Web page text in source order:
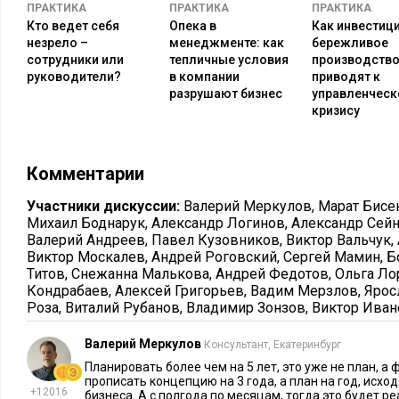
сценариев развития событий. Если ранее долгосрочное
сценария – пессимистичный, реалистичный и
бОльшая вариативность. Но это легко делается при
планирования.
, директор по
«ну, примерно будет так». Дальше уже
факту, и усиливаем аргумент «профессиональная
Все больше компаний – смотрю по своей и тем, кого
уходить от воды и ставить задачи и цели конкретно.
приземленному SMART и большей декомпозиции задач. То
компании, куда идем и что делаем, а конкретно по каждому
действию.
ПРАКТИКА
Кто ведет себя
незрело –
сотрудники или
руководители?
ПРАКТИКА
Опека в
менеджменте: как
тепличные условия
в компании
разрушают бизнес
ПРАКТИКА
Как
бережливое
производство
приводят к
кризису
Комментарии
Участники дискуссии: Валерий Меркулов, Марат
Михаил Боднарук, Александр Логинов, Александр
Валерий Андреев, Павел Кузовников, Виктор Вальчук,
Виктор Москалев, Андрей Роговский, Сергей Мамин,
Титов, Снежанна Малькова, Андрей Федотов, Ольга
Кондрабаев, Алексей Григорьев, Вадим Мерзлов,
Роза, Виталий Рубанов, Владимир Зонзов, Виктор
+12016
Валерий Меркулов Консультант, Екатеринбург
Планировать более чем на 5 лет, это уже не план,
прописать концепцию на 3 года, а план на год,
бизнеса. А с полгода по месяцам, тогда это будет